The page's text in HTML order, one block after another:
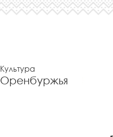
Культура
Оренбуржья